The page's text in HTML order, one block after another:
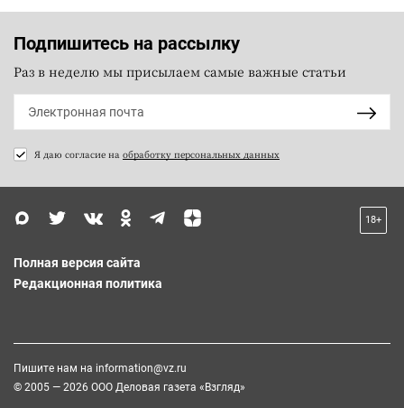
Подпишитесь на рассылку
Раз в неделю мы присылаем самые важные статьи
Я даю согласие на обработку персональных данных
18+
Полная версия сайта
Редакционная политика
Пишите нам на information@vz.ru
© 2005 — 2026 ООО Деловая газета «Взгляд»